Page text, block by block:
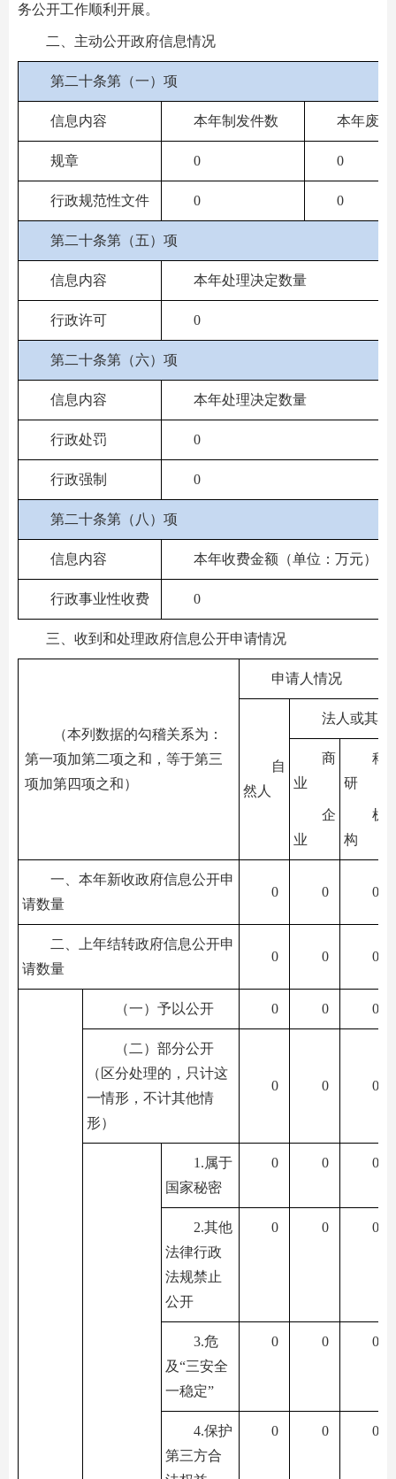
务公开工作顺利开展。
二、主动公开政府信息情况
第二十条第（一）项
信息内容 本年制发件数 本年废
规章 0 0
行政规范性文件 0 0
第二十条第（五）项
信息内容 本年处理决定数量
行政许可 0
第二十条第（六）项
信息内容 本年处理决定数量
行政处罚 0
行政强制 0
第二十条第（八）项
信息内容 本年收费金额（单位：万元）
行政事业性收费 0
三、收到和处理政府信息公开申请情况
（本列数据的勾稽关系为：
第一项加第二项之和，等于第三
项加第四项之和）
申请人情况
自
然人
法人或其他
商
业
企
业
科
研
机
构
一、本年新收政府信息公开申
请数量
0 0 0
二、上年结转政府信息公开申
请数量
0 0 0
（一）予以公开 0 0 0
（二）部分公开
（区分处理的，只计这
一情形，不计其他情
形）
0 0 0
1.属于
国家秘密
0 0 0
2.其他
法律行政
法规禁止
公开
0 0 0
3.危
及“三安全
一稳定”
0 0 0
4.保护
第三方合
0 0 0